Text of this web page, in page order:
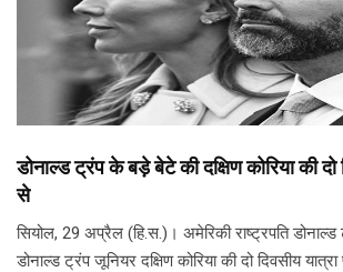
डोनाल्ड ट्रंप के बड़े बेटे की दक्षिण कोरिया की
से
सियोल, 29 अप्रैल (हि.स.)। अमेरिकी राष्ट्रपति
डोनाल्ड ट्रंप जूनियर दक्षिण कोरिया की दो दिवसीय